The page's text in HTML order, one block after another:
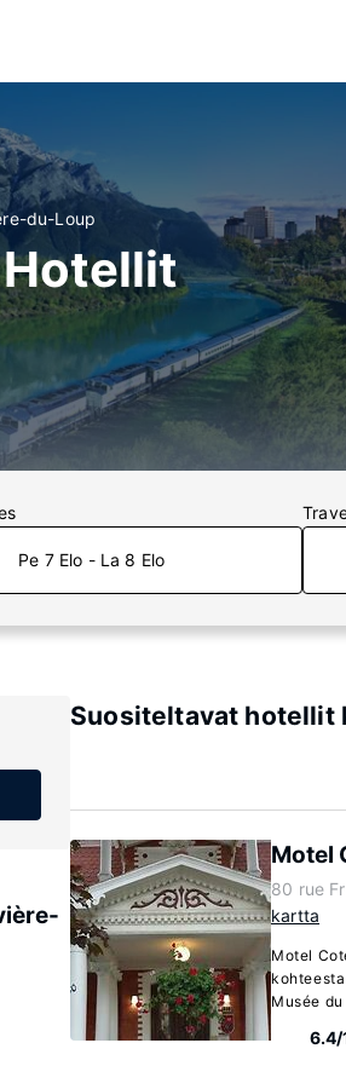
du-Loup
Pe 7 Elo - La 8 Elo
Suositeltavat hotellit
Motel
80 rue
kartta
Motel
Musée
6.4/